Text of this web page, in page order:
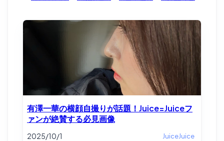
有澤一華の横顔自撮りが話題！Juice=Juiceフ
ァンが絶賛する必見画像
2025/10/1 JuiceJuice